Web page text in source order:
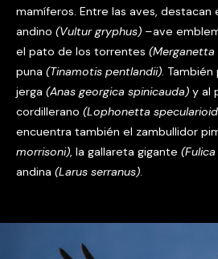
mamíferos. Entre las aves, destacan
andino (Vultur gryphus) –ave
el pato de los torrentes
puna (Tinamotis pentlandii).
jerga (Anas georgica spinicauda) y al
cordillerano (Lophonetta
encuentra también el zambullidor
morrisoni), la gallareta gigante
andina (Larus serranus).